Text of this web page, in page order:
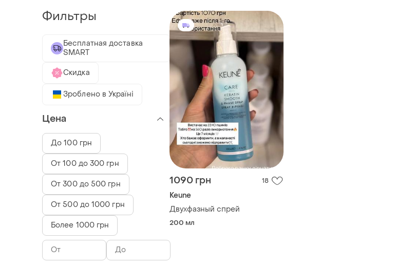
1090 грн 18
Keune
Двухфазный спрей
200 мл
Фильтры
Бесплатная доставка
SMART
Скидка
Зроблено в Україні
Цена
До 100 грн
От 100 до 300 грн
От 300 до 500 грн
От 500 до 1000 грн
Более 1000 грн